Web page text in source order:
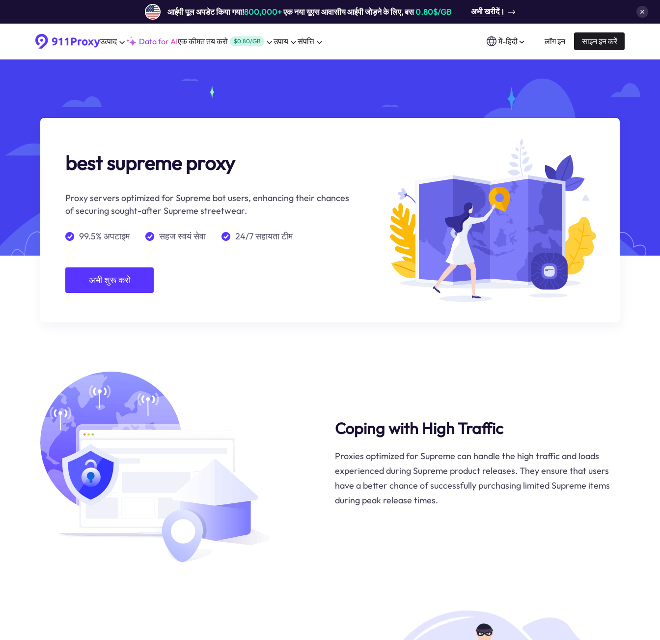
आईपी ​​पूल अपडेट किया गया!800,000+एक नया यूएस आवासीय आईपी जोड़ने के लिए, बस0.80$/GB अभी खरीदें।
उत्पाद Data for AIएक कीमत तय करो $0.80/GB उपाय संपत्ति में-हिंदी लॉग इन साइन इन करें
best supreme proxy
Proxy servers optimized for Supreme bot users, enhancing their chances
of securing sought-after Supreme streetwear.
99.5% अपटाइम सहज स्वयं सेवा 24/7 सहायता टीम
अभी शुरू करो
Coping with High Traffic
Proxies optimized for Supreme can handle the high traffic and loads
experienced during Supreme product releases. They ensure that users
have a better chance of successfully purchasing limited Supreme items
during peak release times.